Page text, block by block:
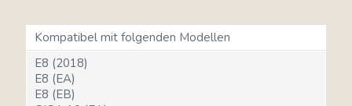
Kompatibel mit folgenden Modellen
E8 (2018)
E8 (EA)
E8 (EB)